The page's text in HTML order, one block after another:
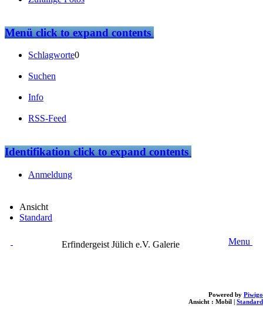
Menüclick to expand contents
Schlagworte0
Suchen
Info
RSS-Feed
Identifikationclick to expand contents
Anmeldung
Ansicht
Standard
Erfindergeist Jülich e.V. Galerie Menu
Powered by Piwigo
Ansicht : Mobil | Standard